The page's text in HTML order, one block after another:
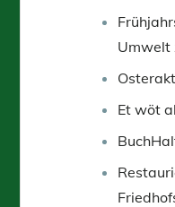
Umwelt
Et wöt